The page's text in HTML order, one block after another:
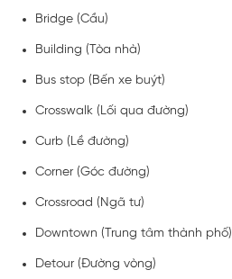
Bridge (Cầu)
Building (Tòa nhà)
Bus stop (Bến xe buýt)
Crosswalk (Lối qua đường)
Curb (Lề đường)
Corner (Góc đường)
Crossroad (Ngã tư)
Downtown (Trung tâm thành phố)
Detour (Đường vòng)